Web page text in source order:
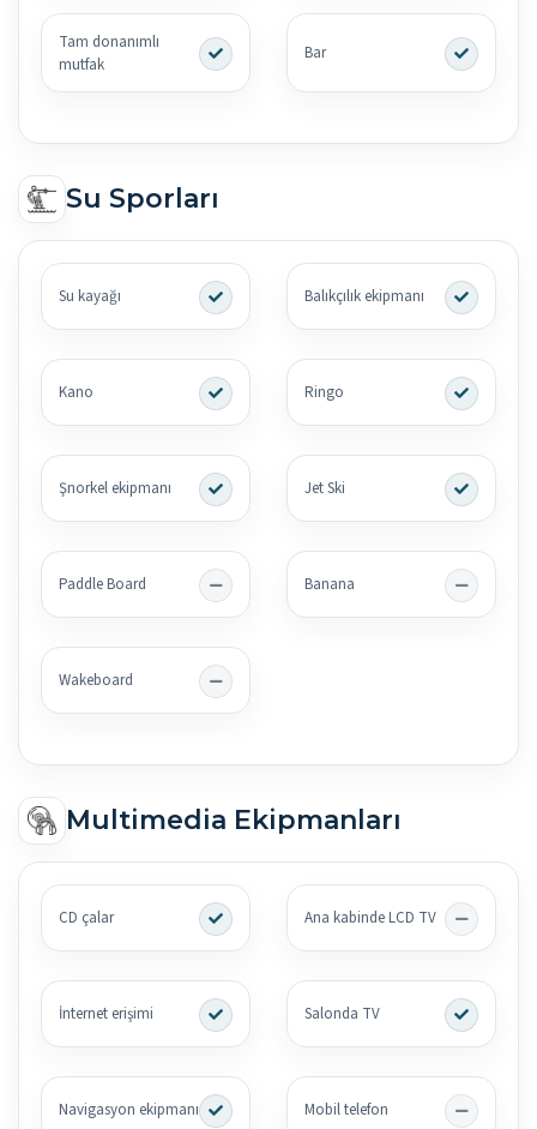
Tam donanımlı
mutfak
Bar
Su Sporları
Su kayağı Balıkçılık ekipmanı
Kano Ringo
Şnorkel ekipmanı Jet Ski
Paddle Board Banana
Wakeboard
Multimedia Ekipmanları
CD çalar Ana kabinde LCD TV
İnternet erişimi Salonda TV
Navigasyon ekipmanı Mobil telefon